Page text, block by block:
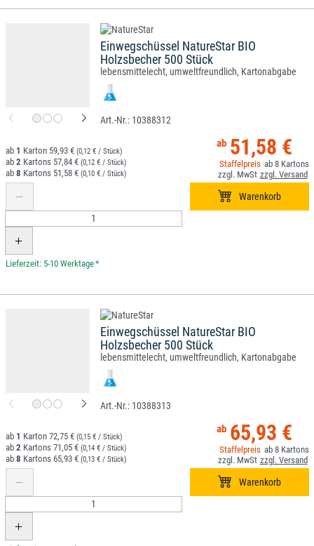
Einwegschüssel NatureStar BIO
Holzsbecher 500 Stück
lebensmittelecht, umweltfreundlich, Kartonabgabe
10388312
51,58 €
8
1 59,93 € (0,12 € / Stück)
2 57,84 € (0,12 € / Stück)
8 51,58 € (0,10 € / Stück)
*
Einwegschüssel NatureStar BIO
Holzsbecher 500 Stück
lebensmittelecht, umweltfreundlich, Kartonabgabe
10388313
65,93 €
8
1 72,75 € (0,15 € / Stück)
2 71,05 € (0,14 € / Stück)
8 65,93 € (0,13 € / Stück)